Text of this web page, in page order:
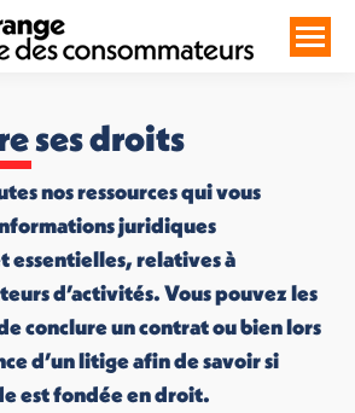
ses droits
nos ressources qui vous
juridiques
essentielles, relatives à
d’activités. Vous pouvez les
conclure un contrat ou bien lors
d’un litige afin de savoir si
est fondée en droit.